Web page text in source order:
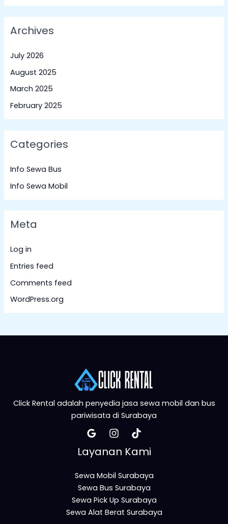
Archives
July 2026
August 2025
March 2025
February 2025
Categories
Info Sewa Bus
Info Sewa Mobil
Meta
Log in
Entries feed
Comments feed
WordPress.org
Click Rental adalah penyedia jasa sewa mobil dan bus
pariwisata di Surabaya
Layanan Kami
Sewa Mobil Surabaya
Sewa Bus Surabaya
Sewa Pick Up Surabaya
Sewa Alat Berat Surabaya